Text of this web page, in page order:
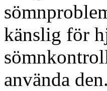
känslig för
använda den.